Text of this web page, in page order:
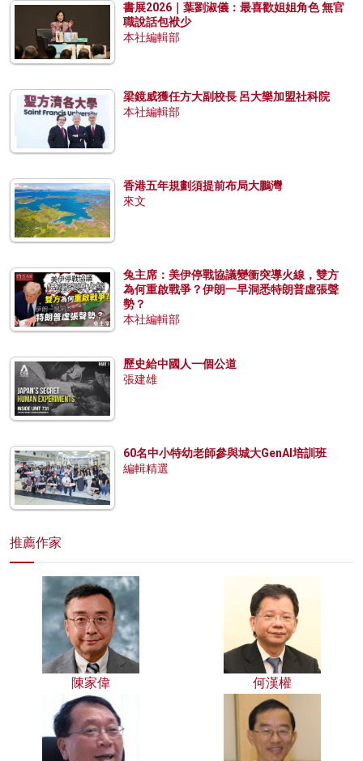
書展2026｜葉劉淑儀：最喜歡姐姐角色 無官
職說話包袱少
本社編輯部
梁鏡威獲任方大副校長 呂大樂加盟社科院
本社編輯部
香港五年規劃須提前布局大鵬灣
來文
兔主席：美伊停戰協議變衝突導火線，雙方
為何重啟戰爭？伊朗一早洞悉特朗普虛張聲
勢？
本社編輯部
歷史給中國人一個公道
張建雄
60名中小特幼老師參與城大GenAI培訓班
編輯精選
推薦作家
陳家偉 何漢權